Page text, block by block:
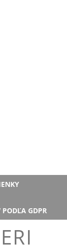
GDPR